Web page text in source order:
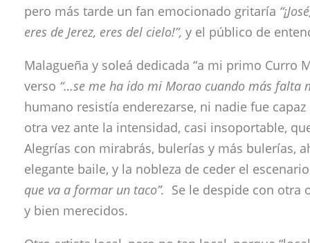
pero más tarde un fan emocionado gritaría
eres de Jerez, eres del cielo!”, y el público de
Malagueña y soleá dedicada “a mi primo Curro
verso “…se me ha ido mi Morao cuando más falta
humano resistía enderezarse, ni nadie fue
otra vez ante la intensidad, casi insoportable,
Alegrías con mirabrás, bulerías y más bulerías,
elegante baile, y la nobleza de ceder el
que va a formar un taco”. Se le despide con otra
y bien merecidos.